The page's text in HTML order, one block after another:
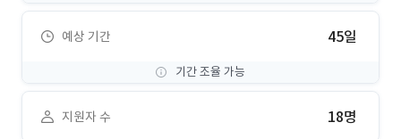
예상 기간 45일
기간 조율 가능
지원자 수 18명